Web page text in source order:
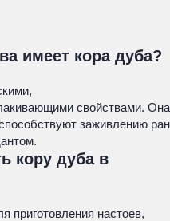
имеет кора дуба?
свойствами. Она
заживлению ран
кору дуба в
приготовления настоев,